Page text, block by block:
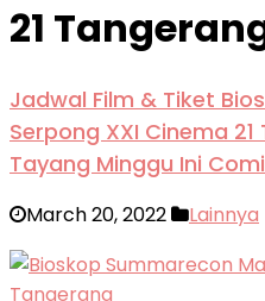
21
Jadwal Film & Tiket
Serpong XXI Cinema
Tayang Minggu Ini
March 20, 2022 Lainnya